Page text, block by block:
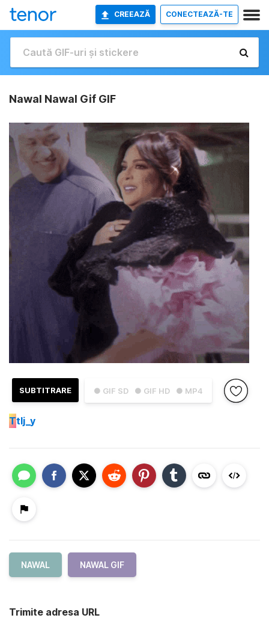
CREEAZĂ CONECTEAZĂ-TE
Nawal Nawal Gif GIF
● GIF SD ● GIF HD ● MP4
SUBTITRARE
Ttlj_y
NAWAL NAWAL GIF
Trimite adresa URL